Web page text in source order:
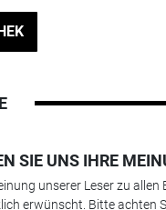
SIE UNS IHRE
unserer Leser zu allen
erwünscht. Bitte achten